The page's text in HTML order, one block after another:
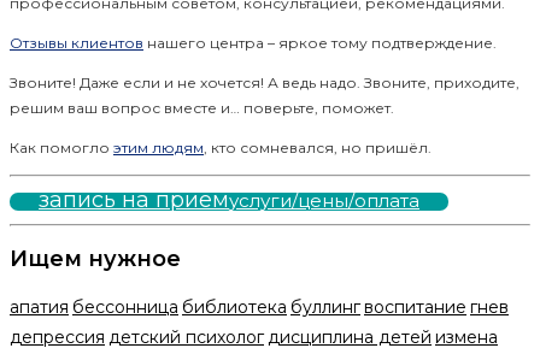
Отзывы клиентов нашего центра – яркое тому подтверждение.
Звоните! Даже если и не хочется! А ведь надо. Звоните, приходите,
решим ваш вопрос вместе и… поверьте, поможет.
Как помогло этим людям , кто сомневался, но пришёл.
запись на приемуслуги/цены/оплата
Ищем нужное
апатия бессонница библиотека буллингвоспитание гнев
депрессия детский психолог дисциплина детей измена